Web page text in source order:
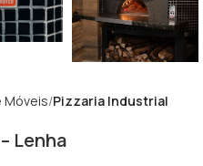
Móveis Pizzaria Industrial
Lenha